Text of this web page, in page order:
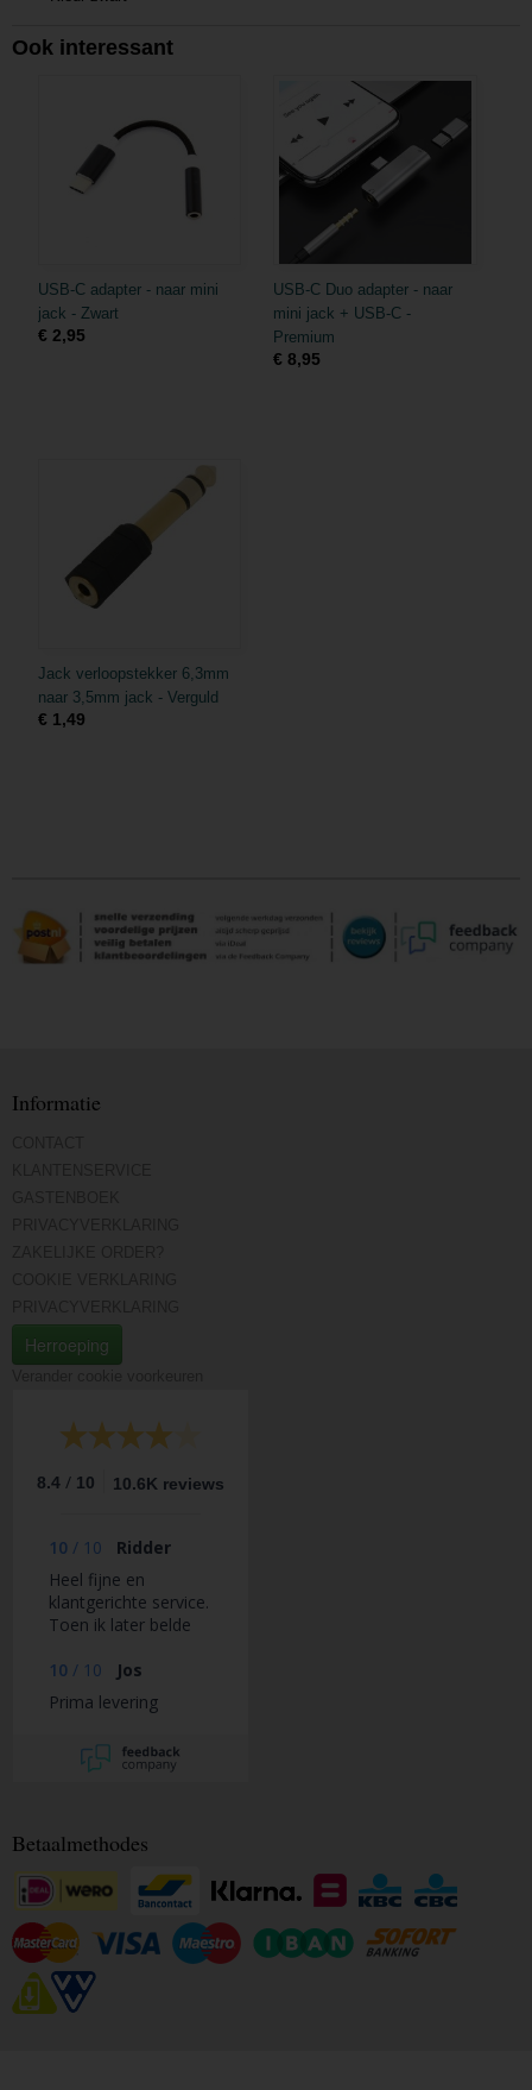
Ook interessant
USB-C adapter - naar mini
jack - Zwart
€ 2,95
USB-C Duo adapter - naar
mini jack + USB-C -
Premium
€ 8,95
Jack verloopstekker 6,3mm
naar 3,5mm jack - Verguld
€ 1,49
Informatie
Herroeping
8.4 / 10 10.6K reviews
10 / 10
Ridder
Heel fijne en
klantgerichte service.
Toen ik later belde
te passen, werd ik
snel, vakkundig en
vriendelijk geholpen
aanpassing geen
10 / 10
Jos
Prima levering
Betaalmethodes